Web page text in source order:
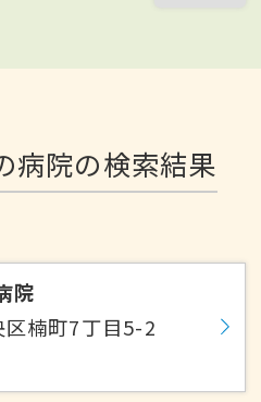
病院の検索結果
院
楠町7丁目5-2